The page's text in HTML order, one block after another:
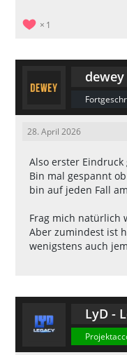
1
dewey
28. April 2026
Also erster
Bin mal gespannt
bin auf jeden Fall
Frag mich natürlich
Aber zumindest ist
wenigstens auch
LyD -